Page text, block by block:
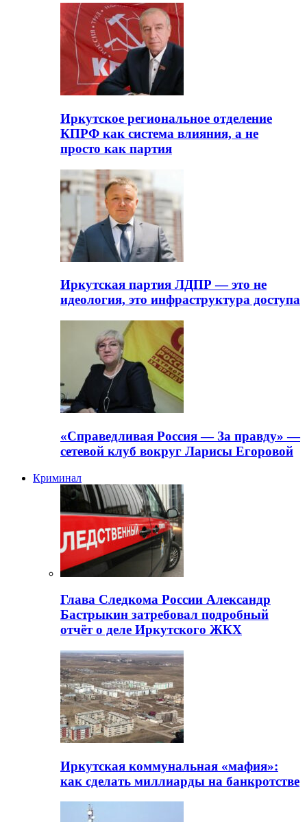
Иркутское региональное отделение
КПРФ как система влияния, а не
просто как партия
Иркутская партия ЛДПР — это не
идеология, это инфраструктура доступа
«Справедливая Россия — За правду» —
сетевой клуб вокруг Ларисы Егоровой
Криминал
Глава Следкома России Александр
Бастрыкин затребовал подробный
отчёт о деле Иркутского ЖКХ
Иркутская коммунальная «мафия»:
как сделать миллиарды на банкротстве